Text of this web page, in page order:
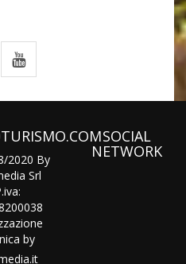
2020 By
Srl
by
.it
SOCIAL
NETWORK